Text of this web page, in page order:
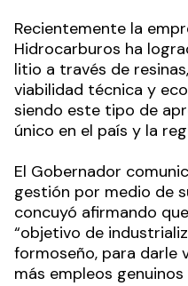
Recientemente la
Hidrocarburos ha
litio a través de
viabilidad técnica y
siendo este tipo de
único en el país y la
El Gobernador
gestión por medio de
concuyó afirmando
“objetivo de
formoseño, para darle
más empleos genuinos